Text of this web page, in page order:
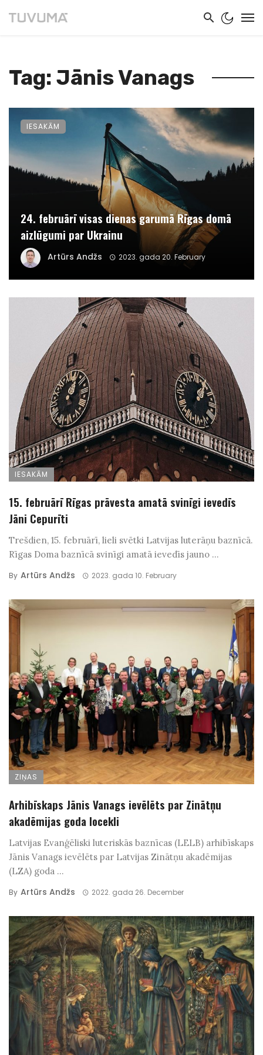
Tag: Jānis Vanags
24. februārī visas dienas garumā Rīgas domā
aizlūgumi par Ukrainu
Artūrs Andžs 2023. gada 20. February
IESAKĀM
IESAKĀM
15. februārī Rīgas prāvesta amatā svinīgi ievedīs
Jāni Cepurīti
Trešdien, 15. februārī, lieli svētki Latvijas luterāņu baznīcā.
Rīgas Doma baznīcā svinīgi amatā ievedīs jauno ...
By Artūrs Andžs 2023. gada 10. February
ZIŅAS
Arhibīskaps Jānis Vanags ievēlēts par Zinātņu
akadēmijas goda locekli
Latvijas Evanģēliski luteriskās baznīcas (LELB) arhibīskaps
Jānis Vanags ievēlēts par Latvijas Zinātņu akadēmijas
(LZA) goda ...
By Artūrs Andžs 2022. gada 26. December